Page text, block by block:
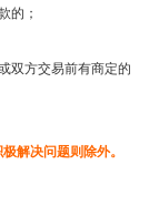
的；
双方交易前有商定的
解决问题则除外。